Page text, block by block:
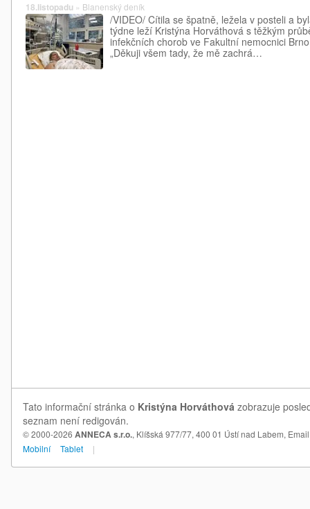
18.listopadu » Blanenský deník
/VIDEO/ Cítila se špatně, ležela v posteli a
týdne leží Kristýna Horváthová s těžkým
infekčních chorob ve Fakultní nemocnici
„Děkuji všem tady, že mě zachrá…
Tato informační stránka o Kristýna Horváthová zobrazuje
seznam není redigován.
© 2000-2026 ANNECA s.r.o., Klíšská 977/77, 400 01 Ústí nad Labem,
Mobilní
Tablet |